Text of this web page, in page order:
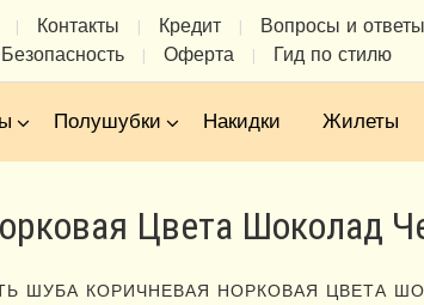
| Контакты | Кредит | Вопросы и ответы
Безопасность | Оферта | Гид по стилю
Полушубки Накидки Жилеты
Цвета Шоколад
ШУБА КОРИЧНЕВАЯ НОРКОВАЯ ЦВЕТА